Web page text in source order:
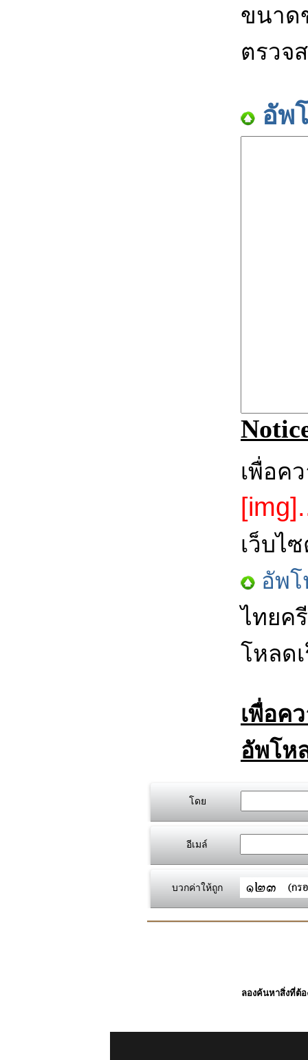
ขนาด
ตรวจ
อัพ
เพื่อค
เว็บไ
อัพ
ไทยค
โหลด
เพื่อค
อัพโห
โดย
อีเมล์
บวกค่าให้ถูก
ลองค้นหาสิ่งที่ต้อ